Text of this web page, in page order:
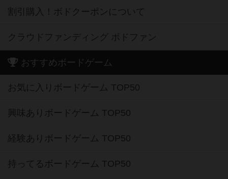
割引購入！ボドクーポンについて
クラウドファンディング ボドファン
おすすめボードゲーム
お気に入りボードゲーム TOP50
興味ありボードゲーム TOP50
経験ありボードゲーム TOP50
持ってるボードゲーム TOP50